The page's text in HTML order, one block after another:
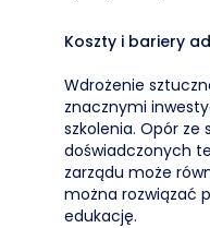
Koszty i bariery
Wdrożenie
znacznymi
szkolenia. Opór ze
doświadczonych
zarządu może
można rozwiązać
edukację.